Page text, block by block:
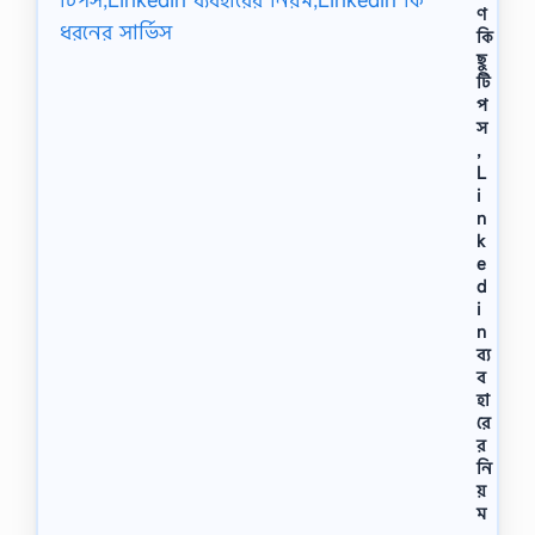
ণ
কি
ছু
টি
প
স
,
L
i
n
k
e
d
i
n
ব্য
ব
হা
রে
র
নি
য়
ম